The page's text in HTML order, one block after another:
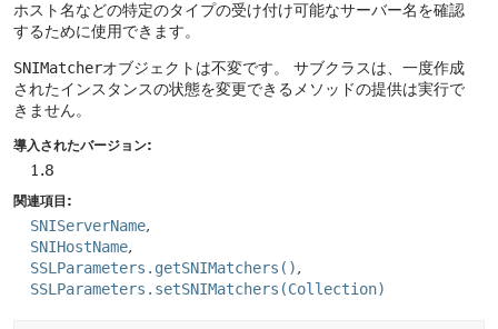
ホスト名などの特定のタイプの受け付け可能なサーバー名を確認
するために使用できます。
SNIMatcherオブジェクトは不変です。
サブクラスは、一度作成
されたインスタンスの状態を変更できるメソッドの提供は実行で
きません。
導入されたバージョン:
1.8
関連項目:
SNIServerName
SNIHostName
SSLParameters.getSNIMatchers()
SSLParameters.setSNIMatchers(Collection)